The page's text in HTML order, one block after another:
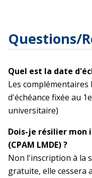
Questions/
Quel est la date
Les
d'échéance fixée au
universitaire)
Dois-je résilier mon
(CPAM LMDE) ?
Non l'inscription à la
gratuite, elle cessera